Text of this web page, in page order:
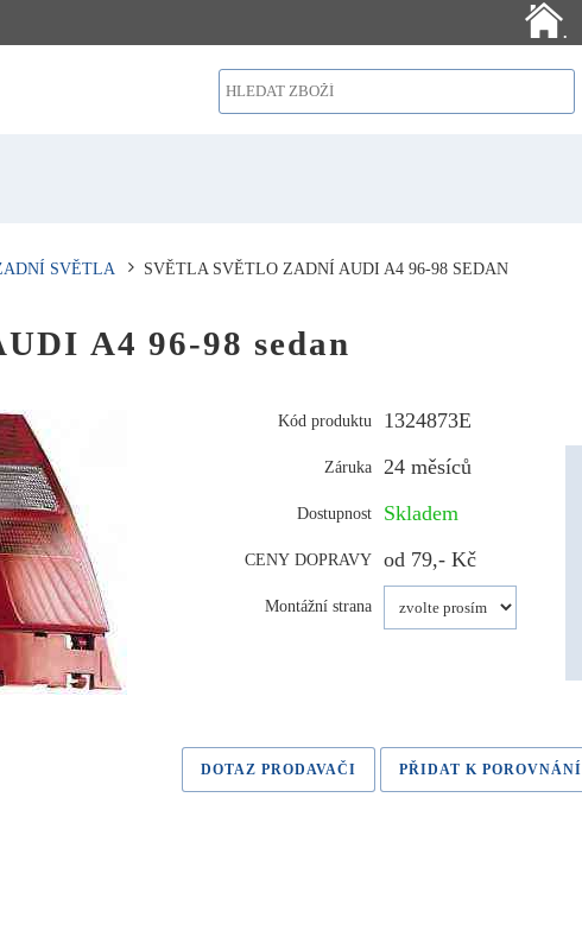
.
SVĚTLA SVĚTLA SVĚTLO ZADNÍ AUDI A4 96-98 SEDAN
A4 96-98 sedan
Kód produktu 1324873E
Záruka 24 měsíců
Dostupnost Skladem
CENY DOPRAVY od 79,- Kč
Montážní strana
DOTAZ PRODAVAČI PŘIDAT K POROVNÁNÍ